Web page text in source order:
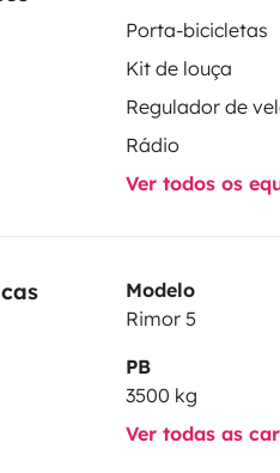
Porta-bicicletas
Kit de louça
Rádio
Ver todos os
Modelo
Rimor 5
PB
3500 kg
Ver todas as